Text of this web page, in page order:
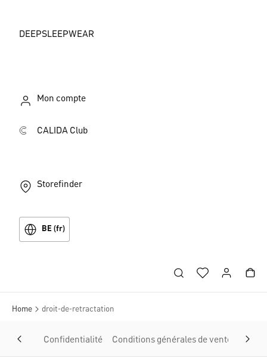
DEEPSLEEPWEAR
Mon compte
CALIDA Club
Storefinder
BE (fr)
Home droit-de-retractation
Confidentialité Conditions générales de vente